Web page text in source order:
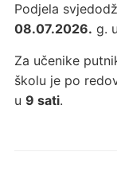
Podjela
08.07.2026. g. u
Za učenike
školu je po
u 9 sati.